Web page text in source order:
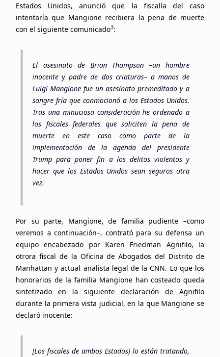
Estados Unidos, anunció que la fiscalía del caso
intentaría que Mangione recibiera la pena de muerte
con el siguiente comunicado3:
El asesinato de Brian Thompson –un hombre
inocente y padre de dos criaturas– a manos de
Luigi Mangione fue un asesinato premeditado y a
sangre fría que conmocionó a los Estados Unidos.
Tras una minuciosa consideración he ordenado a
los fiscales federales que soliciten la pena de
muerte en este caso como parte de la
implementación de la agenda del presidente
Trump para poner fin a los delitos violentos y
hacer que los Estados Unidos sean seguros otra
vez.
Por su parte, Mangione, de familia pudiente –como
veremos a continuación–, contrató para su defensa un
equipo encabezado por Karen Friedman Agnifilo, la
otrora fiscal de la Oficina de Abogados del Distrito de
Manhattan y actual analista legal de la CNN. Lo que los
honorarios de la familia Mangione han costeado queda
sintetizado en la siguiente declaración de Agnifilo
durante la primera vista judicial, en la que Mangione se
declaró inocente:
[Los fiscales de ambos Estados] lo están tratando,